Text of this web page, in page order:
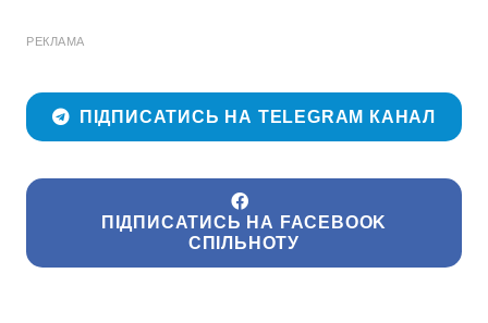
РЕКЛАМА
ПІДПИСАТИСЬ НА TELEGRAM КАНАЛ
ПІДПИСАТИСЬ НА FACEBOOK
СПІЛЬНОТУ